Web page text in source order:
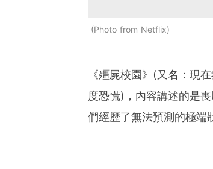
Photo from Netflix
《殭屍校園》(又名：現
度恐慌)，內容講述的是
們經歷了無法預測的極端